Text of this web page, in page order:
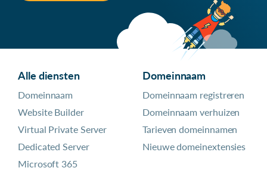
Alle diensten
Domeinnaam
Website Builder
Virtual Private Server
Dedicated Server
Microsoft 365
Domeinnaam
Domeinnaam registreren
Domeinnaam verhuizen
Tarieven domeinnamen
Nieuwe domeinextensies